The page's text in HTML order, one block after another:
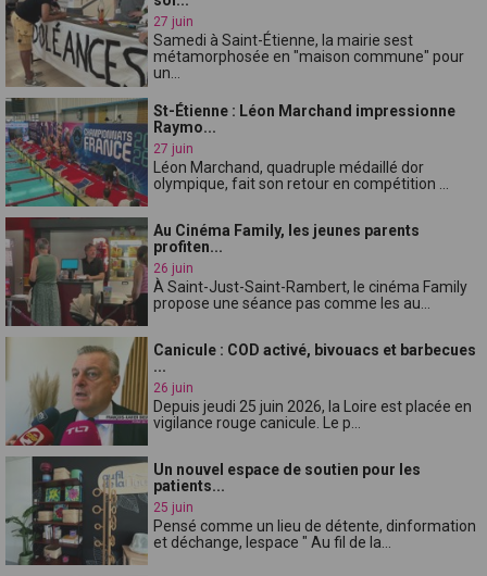
27 juin
Samedi à Saint-Étienne, la mairie sest
métamorphosée en "maison commune" pour
un...
St-Étienne : Léon Marchand impressionne
Raymo...
27 juin
Léon Marchand, quadruple médaillé dor
olympique, fait son retour en compétition ...
Au Cinéma Family, les jeunes parents
profiten...
26 juin
À Saint-Just-Saint-Rambert, le cinéma Family
propose une séance pas comme les au...
Canicule : COD activé, bivouacs et barbecues
...
26 juin
Depuis jeudi 25 juin 2026, la Loire est placée en
vigilance rouge canicule. Le p...
Un nouvel espace de soutien pour les
patients...
25 juin
Pensé comme un lieu de détente, dinformation
et déchange, lespace " Au fil de la...